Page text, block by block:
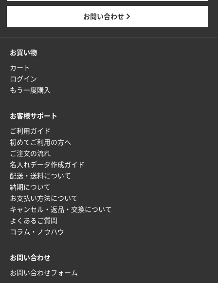
ワンポイント箔押し紙袋 M横サイズ(A4対応)100
2025年12月22日 03:31
神奈川県S社様
2025年12月16日 10:39
短納期対応が素晴らしい
富山県O社様
uni ジェットストリーム 07
2025年12月09日 14:04
安い、早い
埼玉県G社様
ラミネート紙袋 規格L4サイズ(B4対応)
2025年12月04日 17:34
兵庫県のお客様
お問い合わせ
お買い物
カート
ログイン
もう一度購入
お客様サポート
ご利用ガイド
初めてご利用の方へ
ご注文の流れ
名入れデータ作成ガイド
配送・送料について
納期について
お支払い方法について
キャンセル・返品・交換について
よくあるご質問
コラム・ノウハウ
お問い合わせ
お問い合わせフォーム